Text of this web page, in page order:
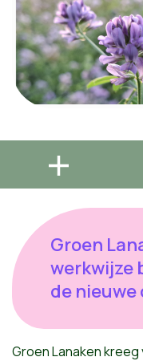
Groen
werkwijze
de
Groen Lanaken